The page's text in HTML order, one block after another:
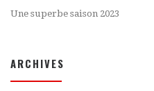
Une superbe saison 2023
ARCHIVES